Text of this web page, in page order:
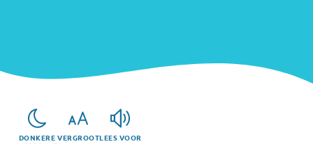
DONKERE VERGROOTLEES VOOR